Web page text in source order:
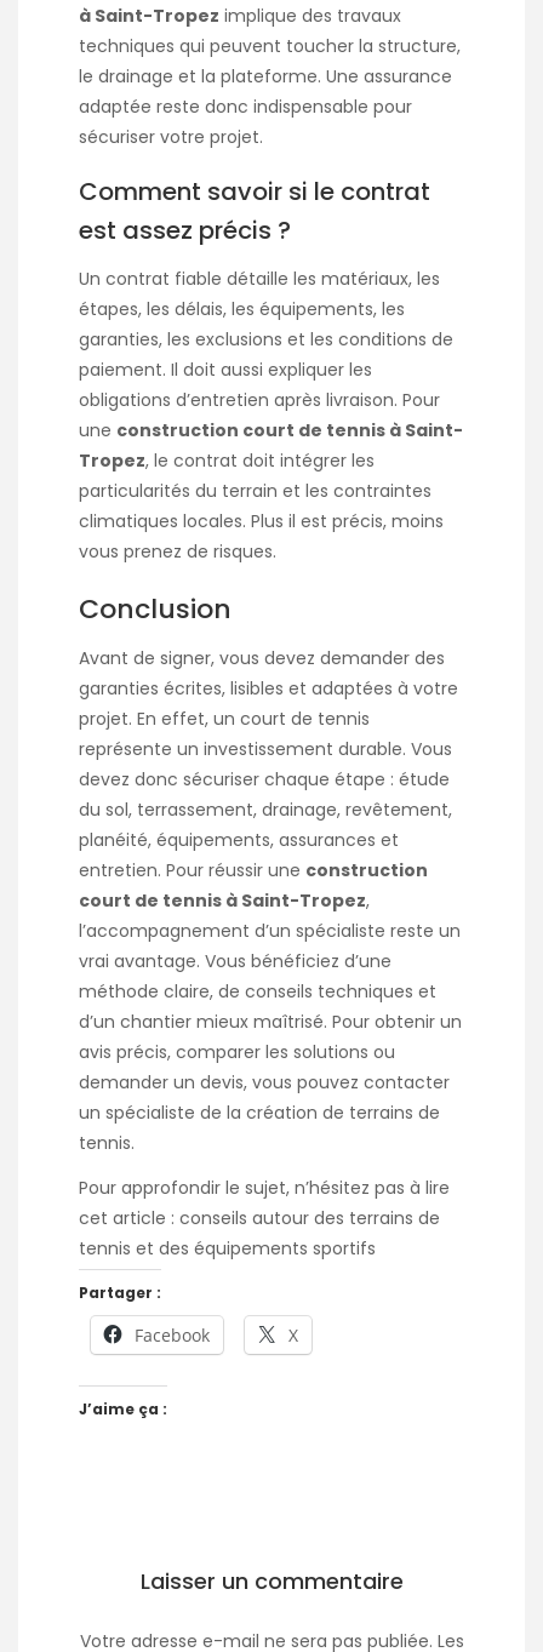
à Saint-Tropez implique des travaux
techniques qui peuvent toucher la structure,
le drainage et la plateforme. Une assurance
adaptée reste donc indispensable pour
sécuriser votre projet.
Comment savoir si le contrat
est assez précis ?
Un contrat fiable détaille les matériaux, les
étapes, les délais, les équipements, les
garanties, les exclusions et les conditions de
paiement. Il doit aussi expliquer les
obligations d’entretien après livraison. Pour
une construction court de tennis à Saint-
Tropez, le contrat doit intégrer les
particularités du terrain et les contraintes
climatiques locales. Plus il est précis, moins
vous prenez de risques.
Conclusion
Avant de signer, vous devez demander des
garanties écrites, lisibles et adaptées à votre
projet. En effet, un court de tennis
représente un investissement durable. Vous
devez donc sécuriser chaque étape : étude
du sol, terrassement, drainage, revêtement,
planéité, équipements, assurances et
entretien. Pour réussir une construction
court de tennis à Saint-Tropez,
l’accompagnement d’un spécialiste reste un
vrai avantage. Vous bénéficiez d’une
méthode claire, de conseils techniques et
d’un chantier mieux maîtrisé. Pour obtenir un
avis précis, comparer les solutions ou
demander un devis, vous pouvez contacter
un spécialiste de la création de terrains de
tennis.
Pour approfondir le sujet, n’hésitez pas à lire
cet article : conseils autour des terrains de
tennis et des équipements sportifs
Partager :
Facebook X
J’aime ça :
Laisser un commentaire
Votre adresse e-mail ne sera pas publiée. Les